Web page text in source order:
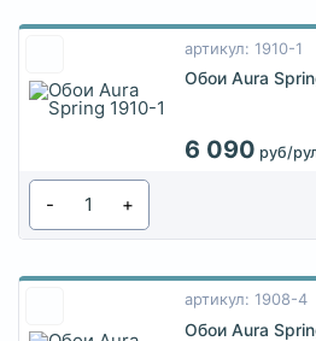
артикул: 1910-1
Обои Aura
6 090 руб/
- +
артикул: 1908-4
Обои Aura